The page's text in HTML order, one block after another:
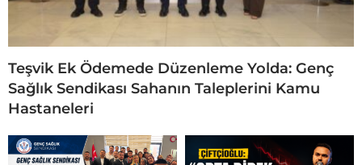
Teşvik Ek Ödemede Düzenleme Yolda: Genç
Sağlık Sendikası Sahanın Taleplerini Kamu
Hastaneleri